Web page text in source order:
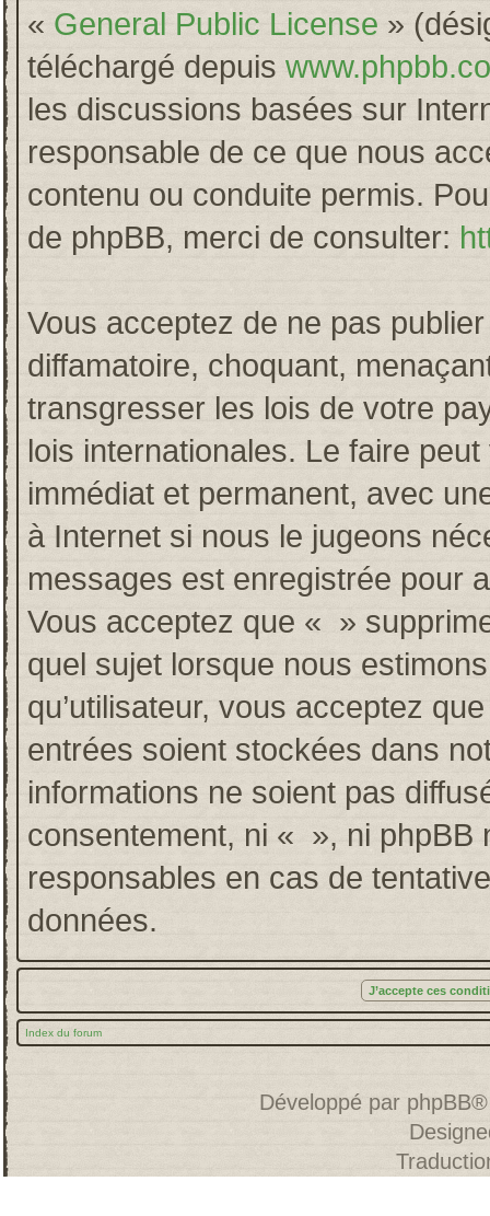
« General Public License »
téléchargé depuis
les discussions basées sur
responsable de ce que nous
contenu ou conduite permis.
de phpBB, merci de consulter:
Vous acceptez de ne pas
diffamatoire, choquant,
transgresser les lois de votre
lois internationales. Le faire
immédiat et permanent, avec
à Internet si nous le jugeons
messages est enregistrée pour
Vous acceptez que « »
quel sujet lorsque nous
qu’utilisateur, vous acceptez
entrées soient stockées dans
informations ne soient pas
consentement, ni « », ni phpBB
responsables en cas de
données.
Index du forum
Développé par phpBB®